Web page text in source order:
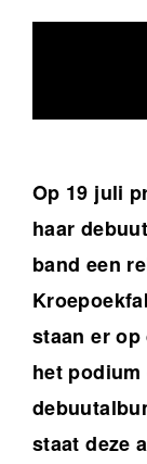
Op 19 juli
haar
band een
staan er
het
staat deze